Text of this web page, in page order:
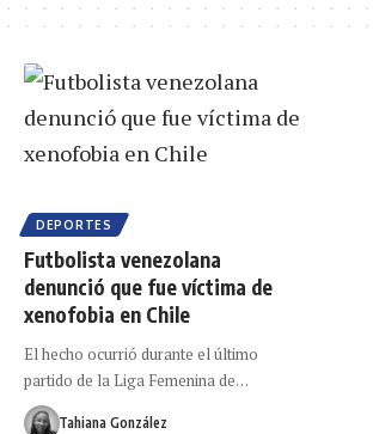
DEPORTES
Futbolista venezolana
denunció que fue víctima de
xenofobia en Chile
El hecho ocurrió durante el último
partido de la Liga Femenina de…
Tahiana González